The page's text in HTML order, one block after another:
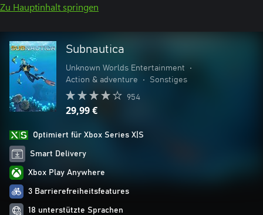
Zu Hauptinhalt springen
Subnautica
Unknown Worlds Entertainment
•
Action & adventure
• Sonstiges
954
29,99 €
Optimiert für Xbox Series X|S
Smart Delivery
Xbox Play Anywhere
3 Barrierefreiheitsfeatures
18 unterstützte Sprachen